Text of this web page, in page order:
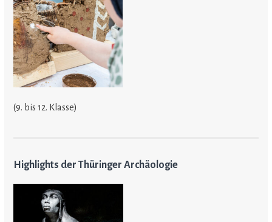
(9. bis 12. Klasse)
Highlights der Thüringer Archäologie